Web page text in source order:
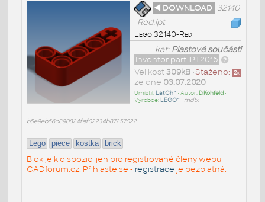
◄ DOWNLOAD 32140
-Red.ipt
Lego 32140-Red
kat:Plastové součásti
Inventor part IPT2016
Staženo: 2x
Velikost309kB•
ze dne 03.07.2020
Umístil: LatCh^ • Autor: D.Kohfeld•
Výrobce: LEGO^ • md5:
b5e9eb66c890824fef02234b87257022
Lego piece kostka brick
Blok je k dispozici jen pro registrované členy webu
CADforum.cz. Přihlaste se - registrace je bezplatná.